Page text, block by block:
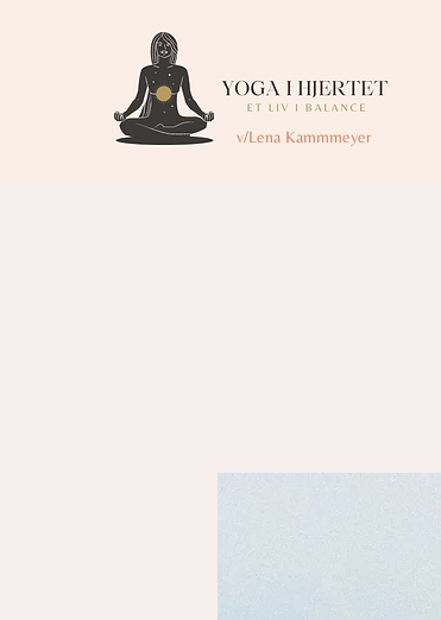
v/Lena Kammmeyer